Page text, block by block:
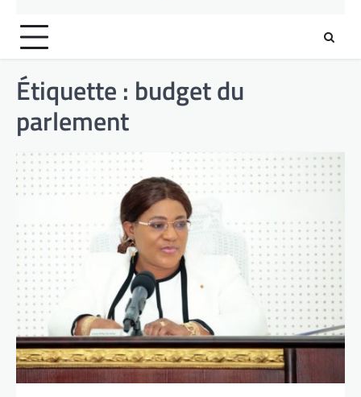
Étiquette : budget du
parlement